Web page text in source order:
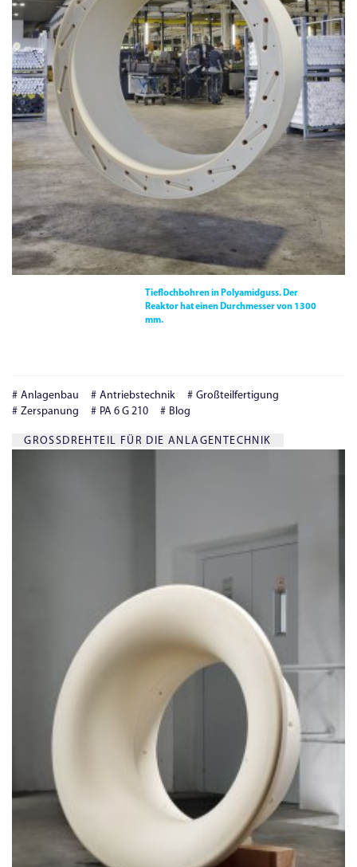
Tieflochbohren in Polyamidguss. Der
Reaktor hat einen Durchmesser von 1300
mm.
Anlagenbau Antriebstechnik
Großteilfertigung
Zerspanung
PA 6 G 210 Blog
GROSSDREHTEIL FÜR DIE ANLAGENTECHNIK